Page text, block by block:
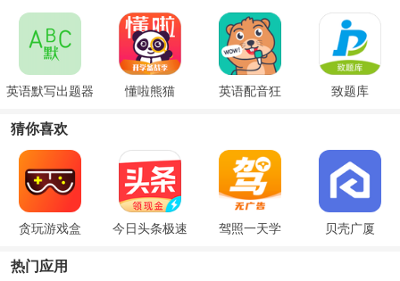
英语默写出题器 懂啦熊猫 英语配音狂 致题库
猜你喜欢
贪玩游戏盒 今日头条极速 驾照一天学 贝壳广厦
热门应用